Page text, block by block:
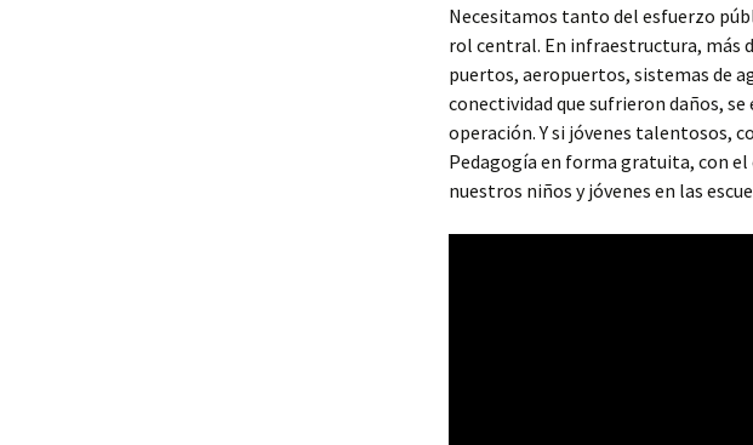
Necesitamos tanto del esfuerzo
rol central. En infraestructura, más
puertos, aeropuertos, sistemas de
conectividad que sufrieron daños,
operación. Y si jóvenes talentosos,
Pedagogía en forma gratuita, con el
nuestros niños y jóvenes en las